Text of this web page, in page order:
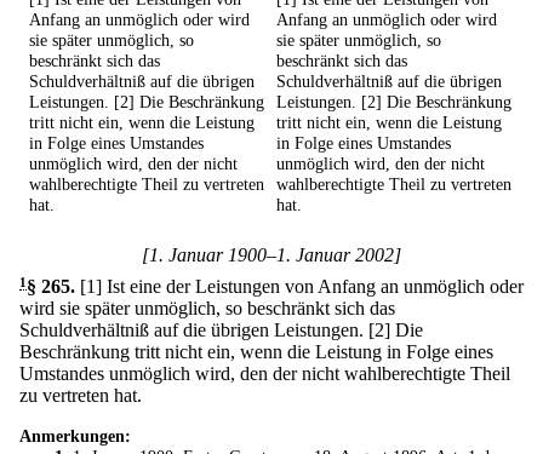
Anfang an unmöglich oder wird
sie später unmöglich, so
beschränkt sich das
Schuldverhältniß auf die übrigen
Leistungen. [2] Die Beschränkung
tritt nicht ein, wenn die Leistung
in Folge eines Umstandes
unmöglich wird, den der nicht
wahlberechtigte Theil zu vertreten
hat.
Anfang an unmöglich oder wird
sie später unmöglich, so
beschränkt sich das
Schuldverhältniß auf die übrigen
Leistungen. [2] Die Beschränkung
tritt nicht ein, wenn die Leistung
in Folge eines Umstandes
unmöglich wird, den der nicht
wahlberechtigte Theil zu vertreten
hat.
[1. Januar 1900–1. Januar 2002]
1§ 265. [1] Ist eine der Leistungen von Anfang an unmöglich oder
wird sie später unmöglich, so beschränkt sich das
Schuldverhältniß auf die übrigen Leistungen. [2] Die
Beschränkung tritt nicht ein, wenn die Leistung in Folge eines
Umstandes unmöglich wird, den der nicht wahlberechtigte Theil
zu vertreten hat.
Anmerkungen: